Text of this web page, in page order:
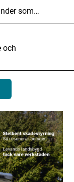
som…
och